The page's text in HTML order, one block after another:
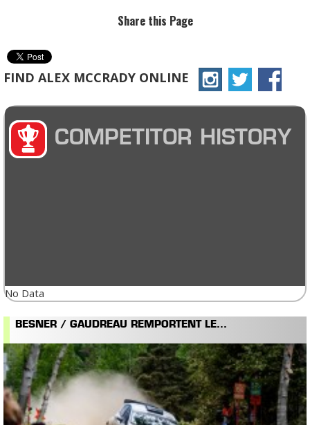
Share this Page
FIND ALEX MCCRADY ONLINE
COMPETITOR HISTORY
No Data
BESNER / GAUDREAU REMPORTENT LE...